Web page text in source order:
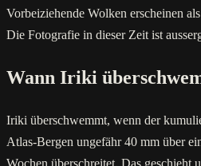
Vorbeiziehende Wolken erscheinen
Die Fotografie in dieser Zeit ist
Wann Iriki
Iriki überschwemmt, wenn der
Atlas-Bergen ungefähr 40 mm über